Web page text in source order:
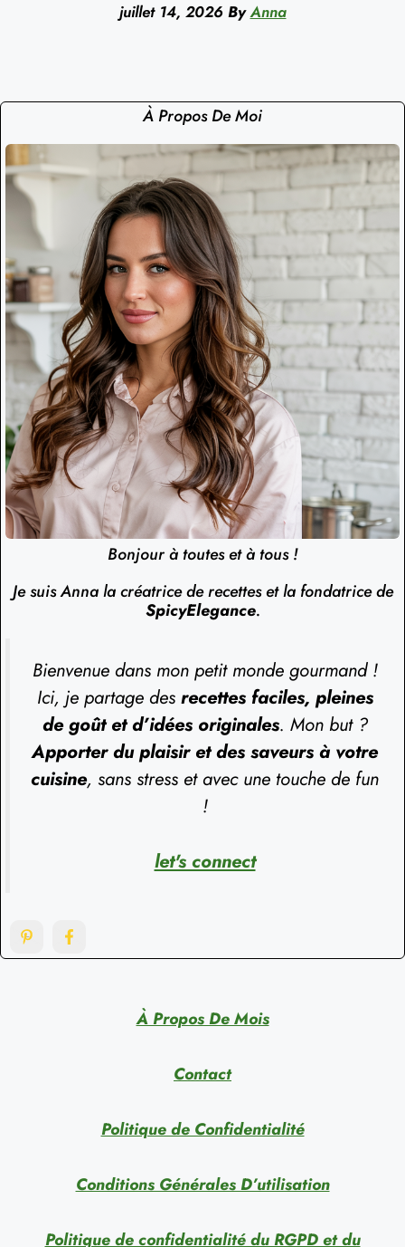
juillet 14, 2026 By Anna
À Propos De Moi
Bonjour à toutes et à tous !
Je suis Anna la créatrice de recettes et la fondatrice de
SpicyElegance.
Bienvenue dans mon petit monde gourmand !
Ici, je partage des recettes faciles, pleines
de goût et d’idées originales. Mon but ?
Apporter du plaisir et des saveurs à votre
cuisine, sans stress et avec une touche de fun
!
let's connect
À Propos De Mois
Contact
Politique de Confidentialité
Conditions Générales D’utilisation
Politique de confidentialité du RGPD et du